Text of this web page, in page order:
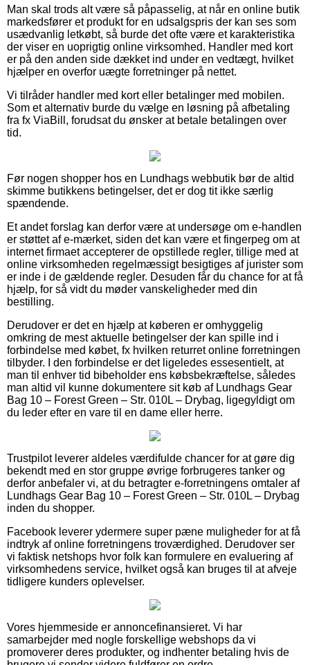
Man skal trods alt være så påpasselig, at når en online butik
markedsfører et produkt for en udsalgspris der kan ses som
usædvanlig letkøbt, så burde det ofte være et karakteristika
der viser en uoprigtig online virksomhed. Handler med kort
er på den anden side dækket ind under en vedtægt, hvilket
hjælper en overfor uægte forretninger på nettet.
Vi tilråder handler med kort eller betalinger med mobilen.
Som et alternativ burde du vælge en løsning på afbetaling
fra fx ViaBill, forudsat du ønsker at betale betalingen over
tid.
Før nogen shopper hos en Lundhags webbutik bør de altid
skimme butikkens betingelser, det er dog tit ikke særlig
spændende.
Et andet forslag kan derfor være at undersøge om e-handlen
er støttet af e-mærket, siden det kan være et fingerpeg om at
internet firmaet accepterer de opstillede regler, tillige med at
online virksomheden regelmæssigt besigtiges af jurister som
er inde i de gældende regler. Desuden får du chance for at få
hjælp, for så vidt du møder vanskeligheder med din
bestilling.
Derudover er det en hjælp at køberen er omhyggelig
omkring de mest aktuelle betingelser der kan spille ind i
forbindelse med købet, fx hvilken returret online forretningen
tilbyder. I den forbindelse er det ligeledes essesentielt, at
man til enhver tid bibeholder ens købsbekræftelse, således
man altid vil kunne dokumentere sit køb af Lundhags Gear
Bag 10 – Forest Green – Str. 010L – Drybag, ligegyldigt om
du leder efter en vare til en dame eller herre.
Trustpilot leverer aldeles værdifulde chancer for at gøre dig
bekendt med en stor gruppe øvrige forbrugeres tanker og
derfor anbefaler vi, at du betragter e-forretningens omtaler af
Lundhags Gear Bag 10 – Forest Green – Str. 010L – Drybag
inden du shopper.
Facebook leverer ydermere super pæne muligheder for at få
indtryk af online forretningens troværdighed. Derudover ser
vi faktisk netshops hvor folk kan formulere en evaluering af
virksomhedens service, hvilket også kan bruges til at afveje
tidligere kunders oplevelser.
Vores hjemmeside er annoncefinansieret. Vi har
samarbejder med nogle forskellige webshops da vi
promoverer deres produkter, og indhenter betaling hvis de